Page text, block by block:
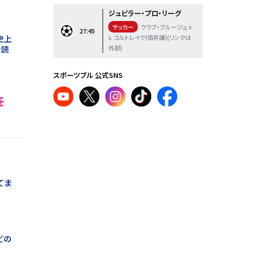
上
ま
の
27:45
ジュピラー・プロ・リーグ
サッカー
クラブ・ブルージュ v
s. コルトレイク(倍井謙)(リンクは
外部)
スポーツブル 公式SNS